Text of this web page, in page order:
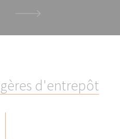
gères d'entrepôt